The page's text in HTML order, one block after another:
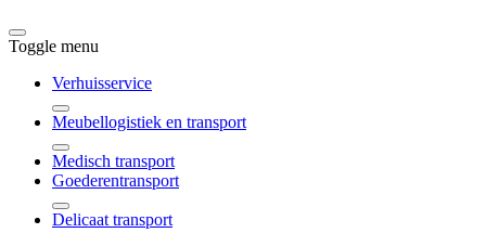
Toggle menu
Verhuisservice
Meubellogistiek en transport
Medisch transport
Goederentransport
Delicaat transport